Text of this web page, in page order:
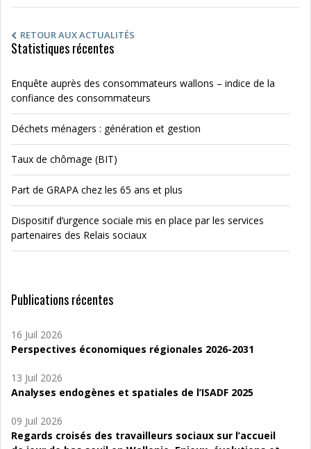
RETOUR AUX ACTUALITÉS
Statistiques récentes
Enquête auprès des consommateurs wallons – indice de la
confiance des consommateurs
Déchets ménagers : génération et gestion
Taux de chômage (BIT)
Part de GRAPA chez les 65 ans et plus
Dispositif d’urgence sociale mis en place par les services
partenaires des Relais sociaux
Publications récentes
16 Juil 2026
Perspectives économiques régionales 2026-2031
13 Juil 2026
Analyses endogènes et spatiales de l’ISADF 2025
09 Juil 2026
Regards croisés des travailleurs sociaux sur l’accueil